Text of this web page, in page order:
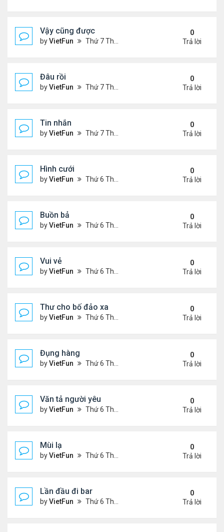
Vậy cũng được
byVietFun Thứ 7 Tháng 11 06, 2021 2:38 pm
0
Trả lời
Đâu rồi
byVietFun Thứ 7 Tháng 11 06, 2021 2:36 pm
0
Trả lời
Tin nhắn
byVietFun Thứ 7 Tháng 11 06, 2021 9:42 am
0
Trả lời
Hình cưới
byVietFun Thứ 6 Tháng 11 05, 2021 3:15 pm
0
Trả lời
Buồn bả
byVietFun Thứ 6 Tháng 11 05, 2021 3:12 pm
0
Trả lời
Vui vẻ
byVietFun Thứ 6 Tháng 11 05, 2021 3:07 pm
0
Trả lời
Thư cho bố đảo xa
byVietFun Thứ 6 Tháng 11 05, 2021 3:06 pm
0
Trả lời
Đụng hàng
byVietFun Thứ 6 Tháng 11 05, 2021 3:02 pm
0
Trả lời
Văn tả người yêu
byVietFun Thứ 6 Tháng 11 05, 2021 2:49 pm
0
Trả lời
Mùi lạ
byVietFun Thứ 6 Tháng 11 05, 2021 2:42 pm
0
Trả lời
Lần đầu đi bar
byVietFun Thứ 6 Tháng 11 05, 2021 2:40 pm
0
Trả lời